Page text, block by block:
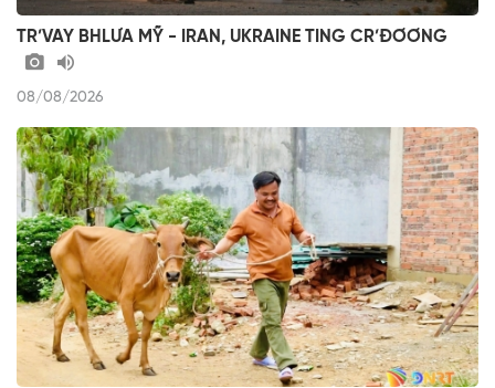
TR’VAY BHLƯA MỸ - IRAN, UKRAINE TING CR’ĐƠƠNG
08/08/2026